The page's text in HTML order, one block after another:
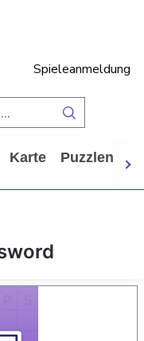
Spieleanmeldung
Karte Puzzlen